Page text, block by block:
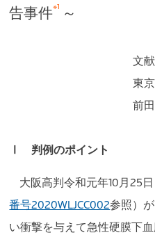
告事件※1 ～
文
東
前
Ⅰ 判例のポイント
大阪高判令和元年10月25
番号2020WLJCC002参照）
い衝撃を与えて急性硬膜下